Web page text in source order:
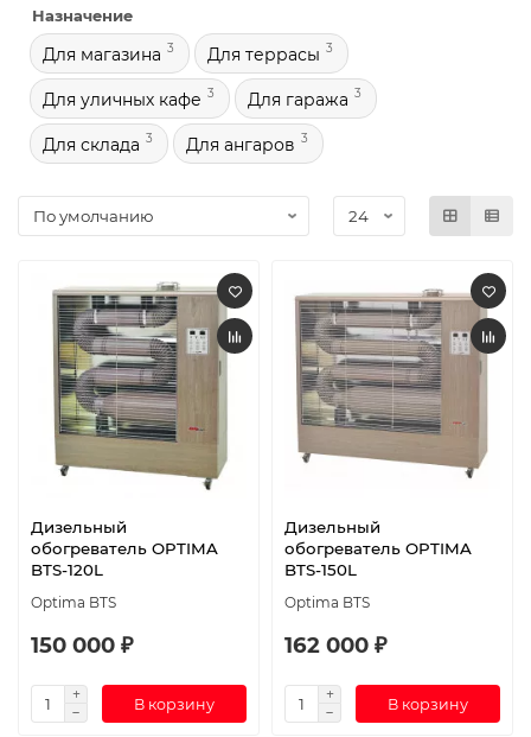
Назначение
Для магазина 3 Для террасы 3
Для уличных кафе 3 Для гаража 3
Для склада 3 Для ангаров 3
Дизельный
обогреватель OPTIMA
BTS-120L
Optima BTS
150 000 ₽
В корзину
Дизельный
обогреватель OPTIMA
BTS-150L
Optima BTS
162 000 ₽
В корзину